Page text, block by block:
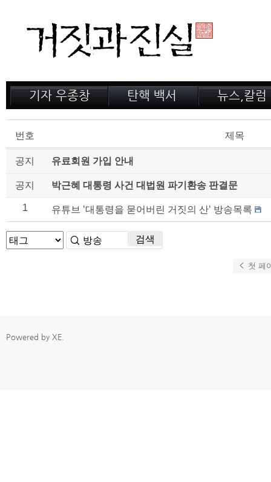
기자 우종창
저서 소개
탄핵 백서
거짓의 산
뉴스,칼럼
공지,새소식
전문가 칼럼
번호
제목
공지
유료회원 가입 안내
공지
박근혜 대통령 사건 대법원 파기환송 판결문
1 유튜브 '대통령을 묻어버린 거짓의 산' 방송목록
검색
첫 페
Powered by XE